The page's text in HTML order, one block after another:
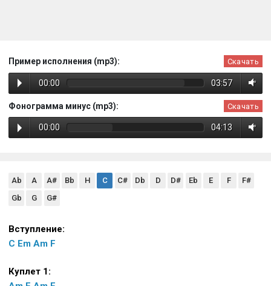
Пример исполнения (mp3): Скачать
00:00 03:57
Фонограмма минус (mp3): Скачать
00:00 04:13
Ab A A# Bb H C C# Db D D# Eb E F
F#
Gb
G G#
Вступление:
C Em Am F
Куплет 1: